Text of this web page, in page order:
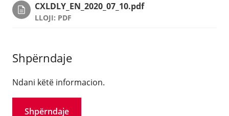
CXLDLY_EN_2020_07_10.pdf
LLOJI: PDF
Shpërndaje
Ndani këtë informacion.
Shpërndaje